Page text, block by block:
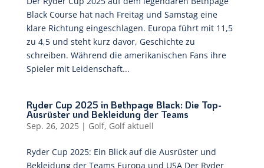
Black Course hat nach Freitag und Samstag eine
klare Richtung eingeschlagen. Europa führt mit 11,5
zu 4,5 und steht kurz davor, Geschichte zu
schreiben. Während die amerikanischen Fans ihre
Spieler mit Leidenschaft...
Ryder Cup 2025 in Bethpage Black: Die Top-
Ausrüster und Bekleidung der Teams
Sep. 26, 2025| Golf, Golf aktuell
Ryder Cup 2025: Ein Blick auf die Ausrüster und
Bekleidung der Teams Europa und USA Der Ryder